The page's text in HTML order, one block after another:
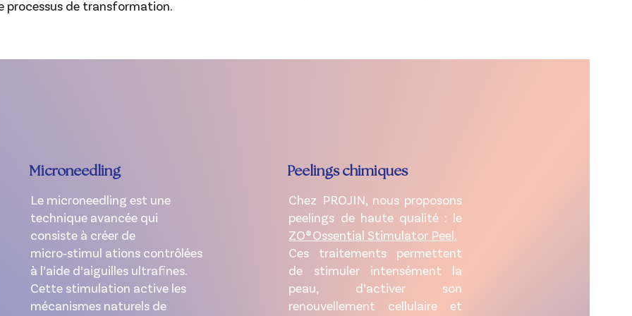
résultats seront plus progressifs. En allant vers 10, vous sortez de votre zone de
processus de transformation.
Microneedling
Le microneedling est une
technique avancée qui
consiste à créer de
micro‑stimul ations contrôlées
à l’aide d’aiguilles ultrafines.
Cette stimulation active les
mécanismes naturels de
Peelings chimiques
Chez PROJIN, nous proposons
peelings de haute qualité : le
ZO® Ossential Stimulator Peel.
Ces traitements permettent
de stimuler intensément la
peau, d’activer son
renouvellement cellulaire et